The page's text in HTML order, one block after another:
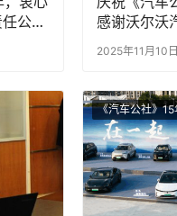
公司
车公
感谢沃尔沃
总裁、沃尔
CEO袁小林
2025年11月10日
《汽车公社》